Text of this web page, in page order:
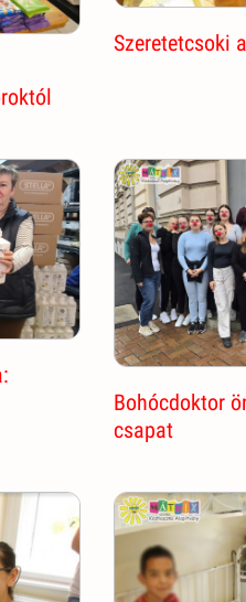
Szeretetcsoki
Bohócdoktor
csapat